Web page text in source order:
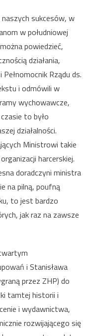
sukcesów, w
w południowej
powiedzieć,
działania,
Rządu ds.
i odmówili w
wychowawcze,
to było
działalności.
Ministrowi takie
harcerskiej.
doradczyni ministra
na pilną, poufną
to jest bardzo
jak raz na zawsze
i Stanisława
przez ZHP) do
tamtej historii i
i wydawnictwa,
rozwijającego się